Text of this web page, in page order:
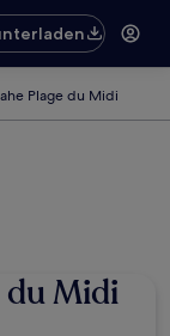
Plage du Midi
Midi